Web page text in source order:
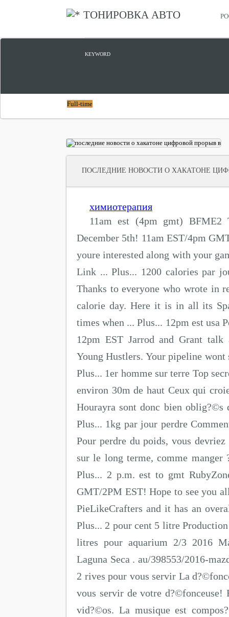
ТОНИРОВКА АВТО
KEYWORD
Full-time
ПОСЛЕДНИЕ НОВОСТИ О ХАКАТОНЕ
химиотерапия
11am est (4pm gmt) BFME2
December 5th! 11am EST/4pm
youre interested along with your
Link ... Plus... 1200 calories par
Thanks to everyone who wrote in
calorie day. Here it is in all its
times when ... Plus... 12pm est usa
12pm EST Jarrod and Grant
Young Hustlers. Your pipeline
Plus... 1er homme sur terre Top
environ 30m de haut Ceux qui
Hourayra sont donc bien oblig?©s
Plus... 1kg par jour perdre
Pour perdre du poids, vous
sur le long terme, comme
Plus... 2 p.m. est to gmt
GMT/2PM EST! Hope to see you
PieLikeCrafters and it has an
Plus... 2 pour cent 5 litre
litres pour aquarium 2/3 2016
Laguna Seca . au/398553/2016-
2 rives pour vous servir La
vous servir de votre d?©fonceuse!
vid?©os. La musique est